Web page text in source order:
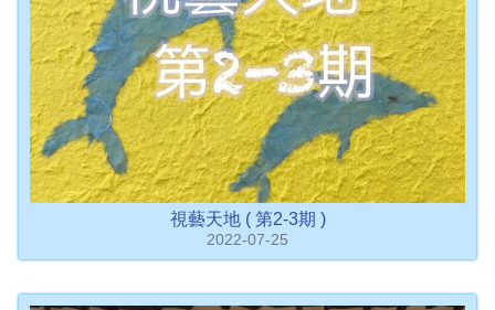
視藝天地 ( 第2-3期 )
2022-07-25